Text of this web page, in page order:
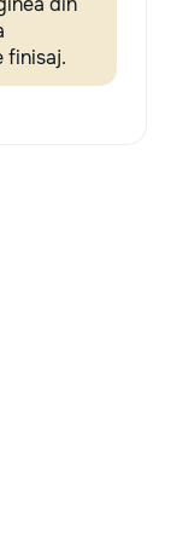
finisaj.